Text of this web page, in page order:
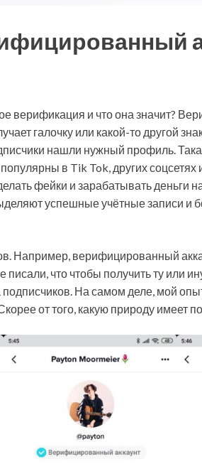
верификация и что она значит?
галочку или какой-то другой
нашли нужный профиль.
в Tik Tok, других
фейки и зарабатывать деньги
успешные учётные записи и
Например, верифицированный
писали, что чтобы получить ту или
На самом деле, мой
от того, какую природу имеет